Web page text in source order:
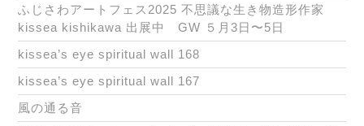
ふじさわアートフェス2025 不思議な生き物造形作家
kissea kishikawa 出展中 GW ５月3日〜5日
kissea’s eye spiritual wall 168
kissea’s eye spiritual wall 167
風の通る音